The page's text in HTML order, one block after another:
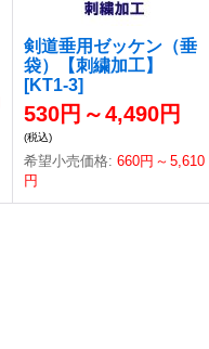
剣道垂用ゼッケン（垂
袋）【刺繍加工】
[KT1-3]
530円 ～4,490円
(税込)
希望小売価格: 660円 ～ 5,610
円